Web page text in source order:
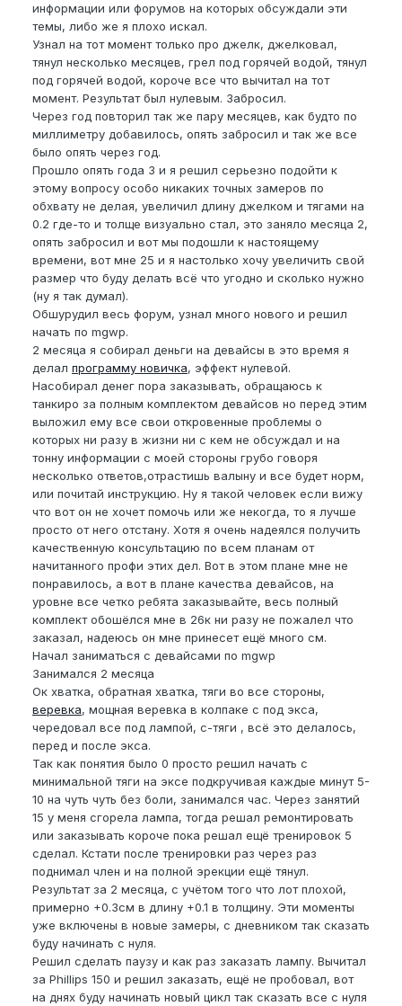
информации или форумов на которых обсуждали эти
темы, либо же я плохо искал.
Узнал на тот момент только про джелк, джелковал,
тянул несколько месяцев, грел под горячей водой, тянул
под горячей водой, короче все что вычитал на тот
момент. Результат был нулевым. Забросил.
Через год повторил так же пару месяцев, как будто по
миллиметру добавилось, опять забросил и так же все
было опять через год.
Прошло опять года 3 и я решил серьезно подойти к
этому вопросу особо никаких точных замеров по
обхвату не делая, увеличил длину джелком и тягами на
0.2 где-то и толще визуально стал, это заняло месяца 2,
опять забросил и вот мы подошли к настоящему
времени, вот мне 25 и я настолько хочу увеличить свой
размер что буду делать всё что угодно и сколько нужно
(ну я так думал).
Обшурудил весь форум, узнал много нового и решил
начать по mgwp.
2 месяца я собирал деньги на девайсы в это время я
делал программу новичка, эффект нулевой.
Насобирал денег пора заказывать, обращаюсь к
танкиро за полным комплектом девайсов но перед этим
выложил ему все свои откровенные проблемы о
которых ни разу в жизни ни с кем не обсуждал и на
тонну информации с моей стороны грубо говоря
несколько ответов,отрастишь валыну и все будет норм,
или почитай инструкцию. Ну я такой человек если вижу
что вот он не хочет помочь или же некогда, то я лучше
просто от него отстану. Хотя я очень надеялся получить
качественную консультацию по всем планам от
начитанного профи этих дел. Вот в этом плане мне не
понравилось, а вот в плане качества девайсов, на
уровне все четко ребята заказывайте, весь полный
комплект обошёлся мне в 26к ни разу не пожалел что
заказал, надеюсь он мне принесет ещё много см.
Начал заниматься с девайсами по mgwp
Занимался 2 месяца
Ок хватка, обратная хватка, тяги во все стороны,
веревка, мощная веревка в колпаке с под экса,
чередовал все под лампой, с-тяги , всё это делалось,
перед и после экса.
Так как понятия было 0 просто решил начать с
минимальной тяги на эксе подкручивая каждые минут 5-
10 на чуть чуть без боли, занимался час. Через занятий
15 у меня сгорела лампа, тогда решал ремонтировать
или заказывать короче пока решал ещё тренировок 5
сделал. Кстати после тренировки раз через раз
поднимал член и на полной эрекции ещё тянул.
Результат за 2 месяца, с учётом того что лот плохой,
примерно +0.3см в длину +0.1 в толщину. Эти моменты
уже включены в новые замеры, с дневником так сказать
буду начинать с нуля.
Решил сделать паузу и как раз заказать лампу. Вычитал
за Phillips 150 и решил заказать, ещё не пробовал, вот
на днях буду начинать новый цикл так сказать все с нуля